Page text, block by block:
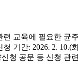
교육에 필요한 균
간: 2026. 2. 10.(
청 공문 등 신청